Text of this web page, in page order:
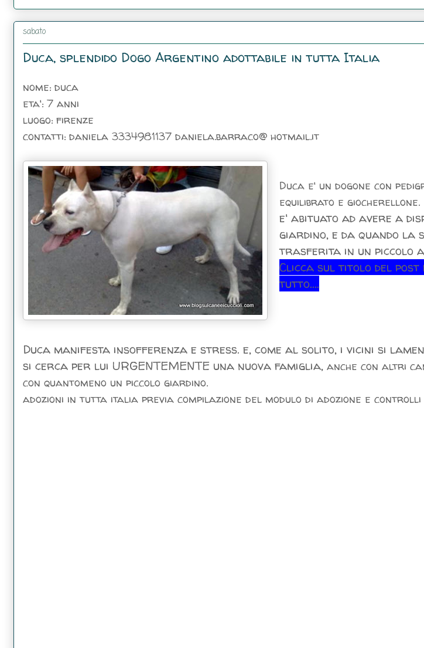
sabato
Duca, splendido Dogo Argentino adottabile in tutta Italia
nome: duca
eta': 7 anni
luogo: firenze
contatti: daniela 3334981137 daniela.barraco@ hotmail.it
Duca e' un dogone con
equilibrato e giocherellone.
e' abituato ad avere a
giardino, e da quando la
trasferita in un piccolo
Clicca sul titolo del post
tutto....
Duca manifesta insofferenza e stress. e, come al solito, i vicini si
si cerca per lui URGENTEMENTE una nuova famiglia, anche con altri
con quantomeno un piccolo giardino.
adozioni in tutta italia previa compilazione del modulo di adozione e